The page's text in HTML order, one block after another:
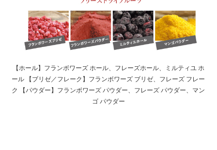
【ホール】フランボワーズ ホール、フレーズホール、ミルティユ ホ
ール 【ブリゼ／フレーク】フランボワーズ ブリゼ、フレーズ フレー
ク 【パウダー】フランボワーズ パウダー、フレーズ パウダー、マン
ゴ パウダー